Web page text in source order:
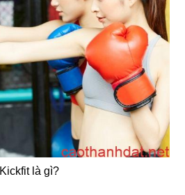
Kickfit là gì?